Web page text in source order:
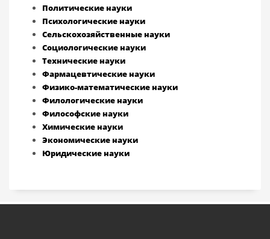
Политические науки
Психологические науки
Сельскохозяйственные науки
Социологические науки
Технические науки
Фармацевтические науки
Физико-математические науки
Филологические науки
Философские науки
Химические науки
Экономические науки
Юридические науки